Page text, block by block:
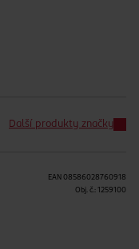
Další produkty značky
EAN 08586028760918
Obj. č.: 1259100